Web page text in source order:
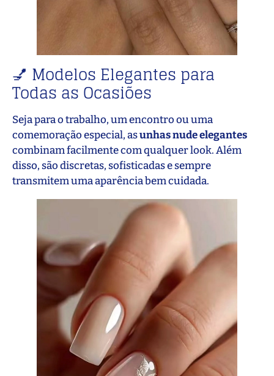
💅 Modelos Elegantes para
Todas as Ocasiões
Seja para o trabalho, um encontro ou uma
comemoração especial, asunhas nude elegantes
combinam facilmente com qualquer look. Além
disso, são discretas, sofisticadas e sempre
transmitem uma aparência bem cuidada.